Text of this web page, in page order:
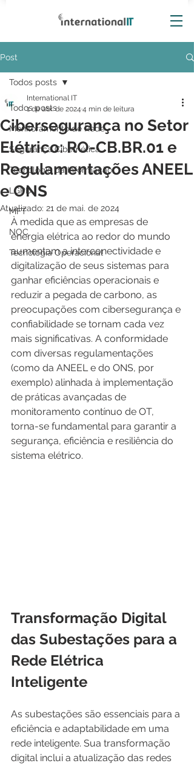
Post
Todos posts
Monitoramento de Rede
Segurança Cibernética
Tecnologia da Informação
LGPD
MFT
NOC
Tecnologia Operacional
Todos posts
Cibersegurança no Setor
Elétrico: RO-CB.BR.01 e
Regulamentações ANEEL
e ONS
International IT
1 de abr. de 2024 4 min de leitura
Atualizado: 21 de mai. de 2024
À medida que as empresas de
energia elétrica ao redor do mundo
aumentam a interconectividade e
digitalização de seus sistemas para
ganhar eficiências operacionais e
reduzir a pegada de carbono, as
preocupações com cibersegurança e
confiabilidade se tornam cada vez
mais significativas. A conformidade
com diversas regulamentações
(como da ANEEL e do ONS, por
exemplo) alinhada à implementação
de práticas avançadas de
monitoramento contínuo de OT,
torna-se fundamental para garantir a
segurança, eficiência e resiliência do
sistema elétrico.
Transformação Digital
das Subestações para a
Rede Elétrica
Inteligente
As subestações são essenciais para a
eficiência e adaptabilidade em uma
rede inteligente. Sua transformação
digital inclui a atualização das redes